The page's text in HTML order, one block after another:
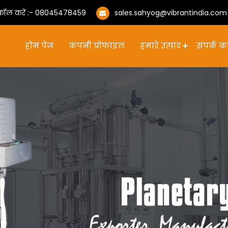
करें :-08045478459 sales.sahyog@vibrantindia.com
होम पेज कंपनी प्रोफाइल हमारे उत्पाद संपर्क